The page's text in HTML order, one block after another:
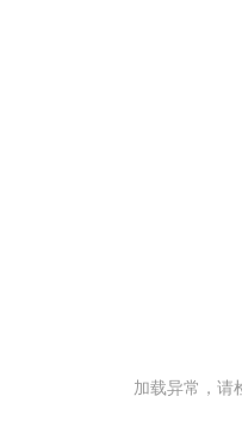
加载异常，请